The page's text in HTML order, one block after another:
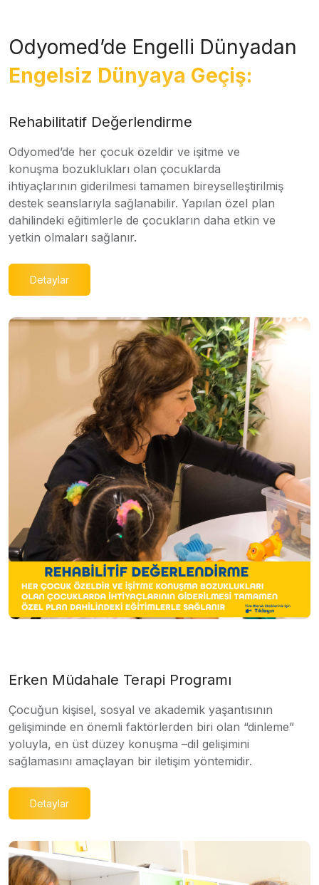
Odyomed’de Engelli Dünyadan
Engelsiz Dünyaya Geçiş:
Rehabilitatif Değerlendirme
Odyomed’de her çocuk özeldir ve işitme ve
konuşma bozuklukları olan çocuklarda
ihtiyaçlarının giderilmesi tamamen bireyselleştirilmiş
destek seanslarıyla sağlanabilir. Yapılan özel plan
dahilindeki eğitimlerle de çocukların daha etkin ve
yetkin olmaları sağlanır.
Detaylar
Erken Müdahale Terapi Programı
Çocuğun kişisel, sosyal ve akademik yaşantısının
gelişiminde en önemli faktörlerden biri olan “dinleme”
yoluyla, en üst düzey konuşma –dil gelişimini
sağlamasını amaçlayan bir iletişim yöntemidir.
Detaylar